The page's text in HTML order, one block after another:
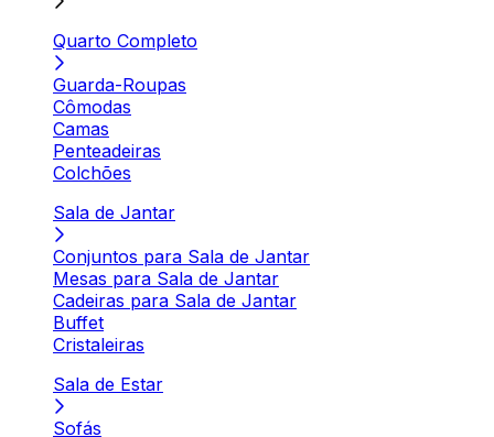
Quarto Completo
Guarda-Roupas
Cômodas
Camas
Penteadeiras
Colchões
Sala de Jantar
Conjuntos para Sala de Jantar
Mesas para Sala de Jantar
Cadeiras para Sala de Jantar
Buffet
Cristaleiras
Sala de Estar
Sofás